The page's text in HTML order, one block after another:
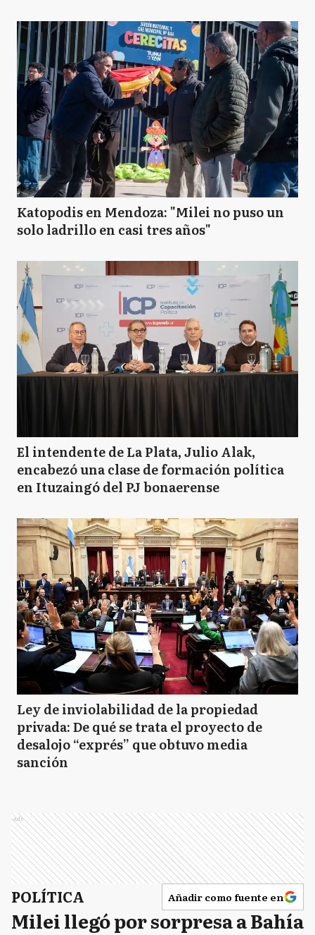
Katopodis en Mendoza: "Milei no puso un
solo ladrillo en casi tres años"
El intendente de La Plata, Julio Alak,
encabezó una clase de formación política
en Ituzaingó del PJ bonaerense
Ley de inviolabilidad de la propiedad
privada: De qué se trata el proyecto de
desalojo “exprés” que obtuvo media
sanción
Ads
POLÍTICA Añadir como fuente en
Milei llegó por sorpresa a Bahía